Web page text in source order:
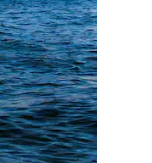
durch Berühren oder Wischgesten.